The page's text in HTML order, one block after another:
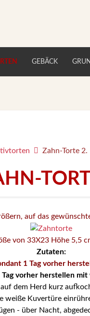
GEBÄCK
Zahn-Torte 2.
auf das
von 33X23 Höhe 5,5
Zutaten:
1 Tag vorher
Tag vorher herstellen
dem Herd kurz
weiße Kuvertüre
- über Nacht,